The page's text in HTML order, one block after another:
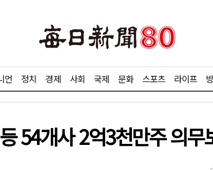
언 정치 경제 사회 국제 문화 스포츠 라이프
54개사 2억3천만주 의무